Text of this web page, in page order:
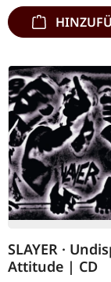
SLAYER ·
Attitude | CD